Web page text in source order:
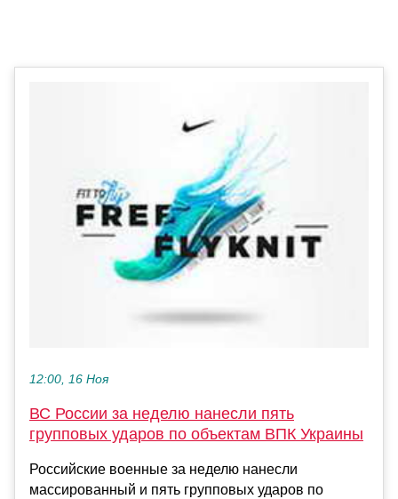
12:00, 16 Ноя
ВС России за неделю нанесли пять
групповых ударов по объектам ВПК Украины
Российские военные за неделю нанесли
массированный и пять групповых ударов по